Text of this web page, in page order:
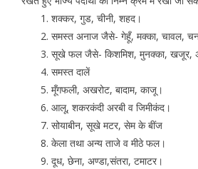
शक्कर, गुड, चीनी, शहद।
समस्त अनाज जैसे- गेहूँ, मक्का, चावल,
सूखे फल जैसे- किशमिश, मुनक्का, खजूर,
समस्त दालें
मूँगफली, अखरोट, बादाम, काजू।
आलू, शकरकंदी अरबी व जिमीकंद।
सोयाबीन, सूखे मटर, सेम के बींज
केला तथा अन्य ताजे व मीठे फल।
दूध, छेना, अण्डा,संतरा, टमाटर।